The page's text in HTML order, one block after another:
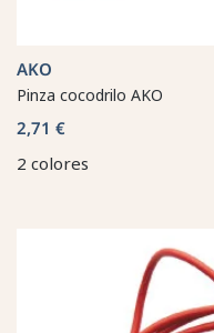
AKO
Pinza cocodrilo AKO
2,71 €
2 colores